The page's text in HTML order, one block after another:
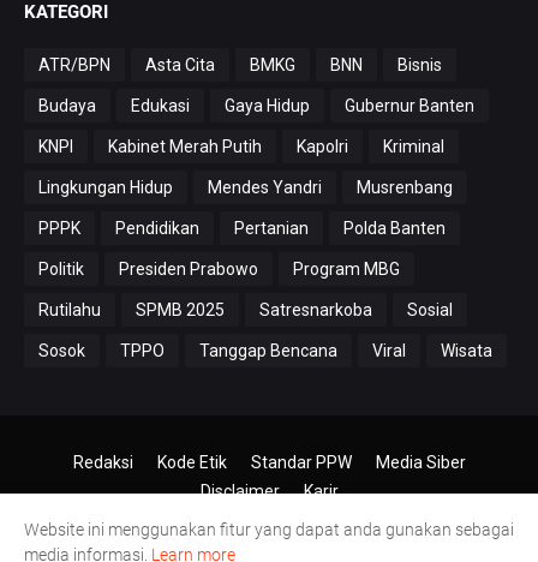
KATEGORI
ATR/BPN Asta Cita BMKG BNN Bisnis
Budaya Edukasi Gaya Hidup Gubernur Banten
KNPI Kabinet Merah Putih Kapolri Kriminal
Lingkungan Hidup Mendes Yandri Musrenbang
PPPK Pendidikan Pertanian Polda Banten
Politik Presiden Prabowo Program MBG
Rutilahu SPMB 2025 Satresnarkoba Sosial
Sosok TPPO Tanggap Bencana Viral Wisata
© 2024-2026PT.Antero Inti Media
Redaksi Kode Etik Standar PPW
Media Siber
Disclaimer
Karir
Website ini menggunakan fitur yang dapat anda gunakan sebagai
media informasi. Learn more